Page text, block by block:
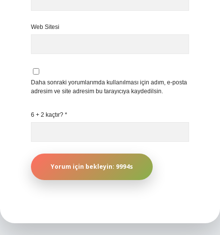
Web Sitesi
Daha sonraki yorumlarımda kullanılması için adım, e-posta
adresim ve site adresim bu tarayıcıya kaydedilsin.
6 + 2 kaçtır? *